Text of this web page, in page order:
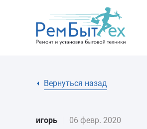
Вернуться назад
игорь 06 февр. 2020